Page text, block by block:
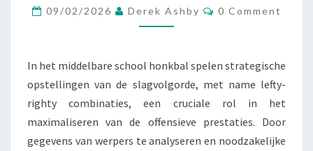
SCHOOL:
LINKS-
MATCHUPS,
PITCHER
SCOUTING,
AANPASSINGEN
VAN
09/02/2026 Derek Ashby Comments
0 Comment
In het middelbare school honkbal spelen strategische
opstellingen van de slagvolgorde, met name lefty-
righty combinaties, een cruciale rol in het
maximaliseren van de offensieve prestaties. Door
gegevens van werpers te analyseren en noodzakelijke